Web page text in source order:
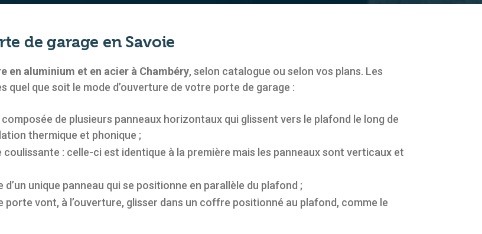
de garage en Savoie
en aluminium et en acier à Chambéry, selon catalogue ou selon vos plans. Les
quel que soit le mode d’ouverture de votre porte de garage :
composée de plusieurs panneaux horizontaux qui glissent vers le plafond le long de
thermique et phonique ;
coulissante : celle-ci est identique à la première mais les panneaux sont verticaux et
d’un unique panneau qui se positionne en parallèle du plafond ;
porte vont, à l’ouverture, glisser dans un coffre positionné au plafond, comme le